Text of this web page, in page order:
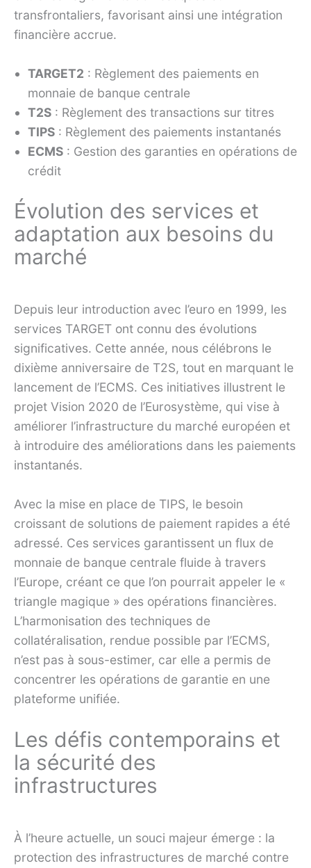
transfrontaliers, favorisant ainsi une intégration
financière accrue.
TARGET2 : Règlement des paiements en
monnaie de banque centrale
T2S : Règlement des transactions sur titres
TIPS : Règlement des paiements instantanés
ECMS : Gestion des garanties en opérations de
crédit
Évolution des services et
adaptation aux besoins du
marché
Depuis leur introduction avec l’euro en 1999, les
services TARGET ont connu des évolutions
significatives. Cette année, nous célébrons le
dixième anniversaire de T2S, tout en marquant le
lancement de l’ECMS. Ces initiatives illustrent le
projet Vision 2020 de l’Eurosystème, qui vise à
améliorer l’infrastructure du marché européen et
à introduire des améliorations dans les paiements
instantanés.
Avec la mise en place de TIPS, le besoin
croissant de solutions de paiement rapides a été
adressé. Ces services garantissent un flux de
monnaie de banque centrale fluide à travers
l’Europe, créant ce que l’on pourrait appeler le «
triangle magique » des opérations financières.
L’harmonisation des techniques de
collatéralisation, rendue possible par l’ECMS,
n’est pas à sous-estimer, car elle a permis de
concentrer les opérations de garantie en une
plateforme unifiée.
Les défis contemporains et
la sécurité des
infrastructures
À l’heure actuelle, un souci majeur émerge : la
protection des infrastructures de marché contre